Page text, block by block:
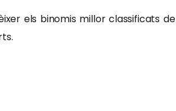
els binomis millor classificats de